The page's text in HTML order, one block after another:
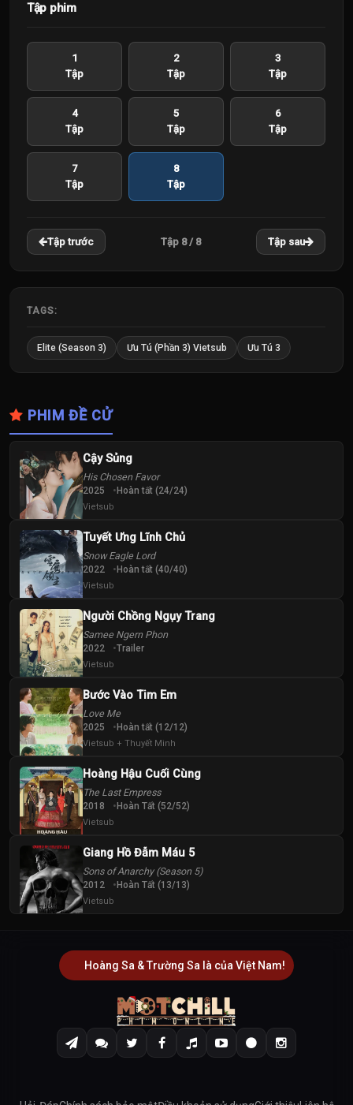
Tập phim
1
Tập
2
Tập
3
Tập
4
Tập
5
Tập
6
Tập
7
Tập
8
Tập
Tập trước Tập 8 / 8 Tập sau
TAGS:
Elite (Season 3) Ưu Tú (Phần 3) Vietsub Ưu Tú 3
PHIM ĐỀ CỬ
Cậy Sủng
His Chosen Favor
2025 Hoàn tất (24/24)
Vietsub
Tuyết Ưng Lĩnh Chủ
Snow Eagle Lord
2022 Hoàn tất (40/40)
Vietsub
Người Chồng Ngụy Trang
Samee Ngern Phon
2022 Trailer
Vietsub
Bước Vào Tim Em
Love Me
2025 Hoàn tất (12/12)
Vietsub + Thuyết Minh
Hoàng Hậu Cuối Cùng
The Last Empress
2018 Hoàn Tất (52/52)
Vietsub
Giang Hồ Đẫm Máu 5
Sons of Anarchy (Season 5)
2012 Hoàn Tất (13/13)
Vietsub
Hoàng Sa & Trường Sa là của Việt Nam!